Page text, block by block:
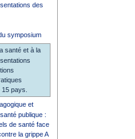
des
symposium
santé et à la
pays.
et
publique :
de santé face
la grippe A